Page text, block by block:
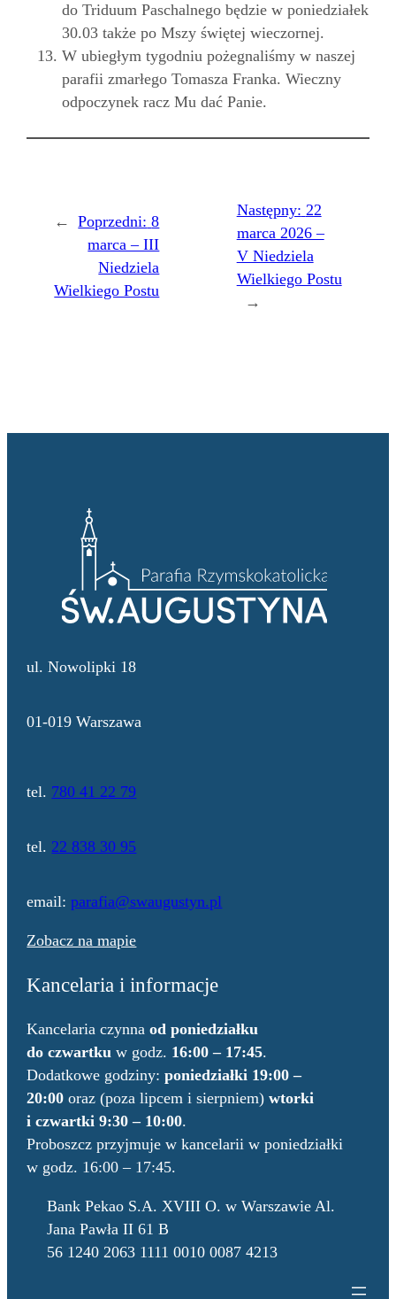
do Triduum Paschalnego będzie w poniedziałek
30.03 także po Mszy świętej wieczornej.
W ubiegłym tygodniu pożegnaliśmy w naszej
parafii zmarłego Tomasza Franka. Wieczny
odpoczynek racz Mu dać Panie.
← Poprzedni: 8
marca – III
Niedziela
Wielkiego Postu
Następny: 22
marca 2026 –
V Niedziela
Wielkiego Postu
→
ul. Nowolipki 18
01-019 Warszawa
tel. 780 41 22 79
tel. 22 838 30 95
email:parafia@swaugustyn.pl
Zobacz na mapie
Kancelaria i informacje
Kancelaria czynnaod poniedziałku
do czwartku w godz. 16:00 – 17:45.
Dodatkowe godziny:poniedziałki 19:00 –
20:00 oraz (poza lipcem i sierpniem)wtorki
i czwartki 9:30 – 10:00.
Proboszcz przyjmuje w kancelarii w poniedziałki
w godz. 16:00 – 17:45.
Bank Pekao S.A. XVIII O. w Warszawie Al.
Jana Pawła II 61 B
56 1240 2063 1111 0010 0087 4213